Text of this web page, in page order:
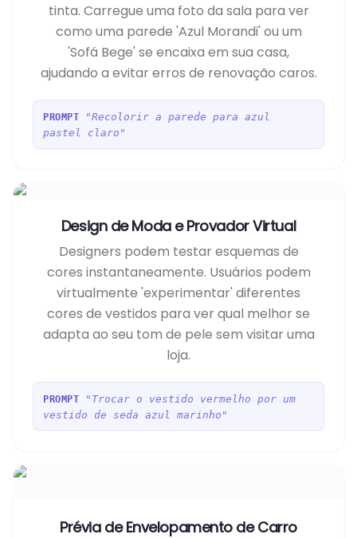
tinta. Carregue uma foto da sala para ver
como uma parede 'Azul Morandi' ou um
'Sofá Bege' se encaixa em sua casa,
ajudando a evitar erros de renovação caros.
PROMPT
"Recolorir a parede para azul
pastel claro"
Design de Moda e Provador Virtual
Designers podem testar esquemas de
cores instantaneamente. Usuários podem
virtualmente 'experimentar' diferentes
cores de vestidos para ver qual melhor se
adapta ao seu tom de pele sem visitar uma
loja.
PROMPT
"Trocar o vestido vermelho por um
vestido de seda azul marinho"
Prévia de Envelopamento de Carro